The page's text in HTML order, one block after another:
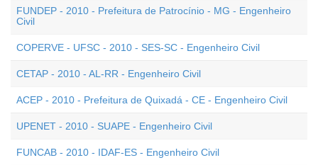
FUNDEP - 2010 - Prefeitura de Patrocínio - MG - Engenheiro
Civil
COPERVE - UFSC - 2010 - SES-SC - Engenheiro Civil
CETAP - 2010 - AL-RR - Engenheiro Civil
ACEP - 2010 - Prefeitura de Quixadá - CE - Engenheiro Civil
UPENET - 2010 - SUAPE - Engenheiro Civil
FUNCAB - 2010 - IDAF-ES - Engenheiro Civil